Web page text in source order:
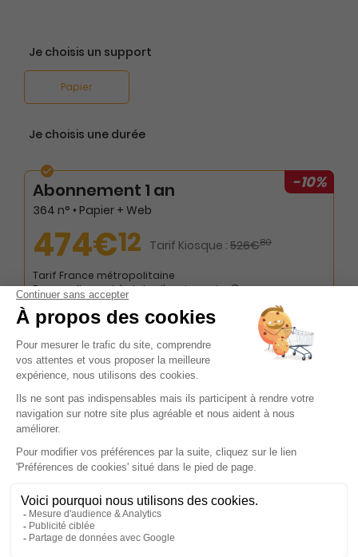
Je choisis un support
Papier
Je choisis une durée
-10%
Abonnement 1 an
364 n° • Papier + Web
474€12 Tarif Kiosque : 526€80
Tarif France métropolitaine
Renouvellement à date d’anniversaire
Présentation du magazine Le Dauphiné
Libéré, Ed. Chambéry et Aix les Bains
Né le 7 septembre 1945, ce quotidien régional s'est imposé
sud-est de la France. Avec une riche histoire de près de
huit décennies, il a su évoluer et s'adapter aux besoins
mission première : offrir une couverture complète et
précise de l'actualité. Ce journal se distingue par sa
capacité à conjuguer tradition et modernité, proposant